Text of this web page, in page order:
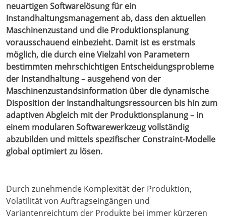
neuartigen Softwarelösung für ein
Instandhaltungsmanagement ab, dass den aktuellen
Maschinenzustand und die Produktionsplanung
vorausschauend einbezieht. Damit ist es erstmals
möglich, die durch eine Vielzahl von Parametern
bestimmten mehrschichtigen Entscheidungsprobleme
der Instandhaltung – ausgehend von der
Maschinenzustandsinformation über die dynamische
Disposition der Instandhaltungsressourcen bis hin zum
adaptiven Abgleich mit der Produktionsplanung – in
einem modularen Softwarewerkzeug vollständig
abzubilden und mittels spezifischer Constraint-Modelle
global optimiert zu lösen.
Durch zunehmende Komplexität der Produktion,
Volatilität von Auftragseingängen und
Variantenreichtum der Produkte bei immer kürzeren